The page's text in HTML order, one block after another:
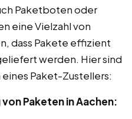
Paketboten oder
eine Vielzahl von
dass Pakete effizient
werden. Hier sind
Paket-Zustellers:
Paketen in Aachen: